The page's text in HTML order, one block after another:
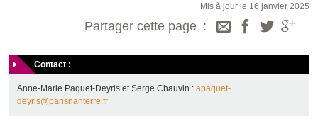
Mis à jour le 16 janvier 2025
Partager cette page
Contact :
Anne-Marie Paquet-Deyris et Serge Chauvin : apaquet-
deyris@parisnanterre.fr